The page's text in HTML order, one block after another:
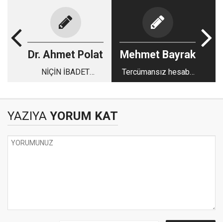
Dr. Ahmet Polat
NİÇİN İBADET
Mehmet Bayrak
Tercümansız hesaba
çekilme
YAZIYA YORUM KAT